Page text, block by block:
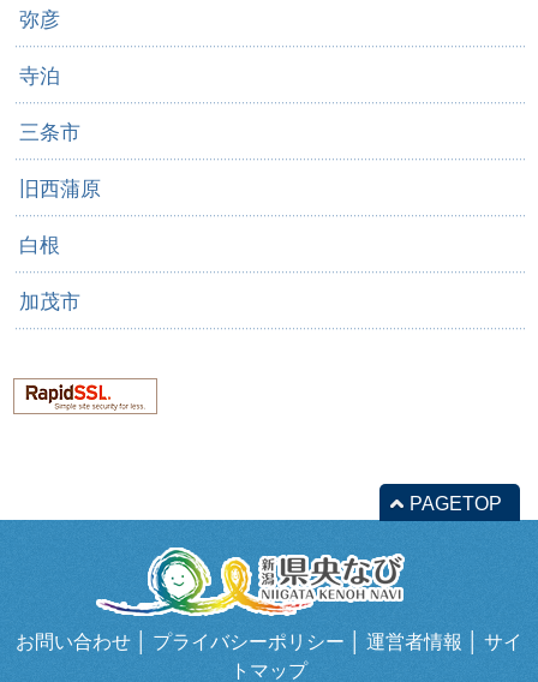
弥彦
寺泊
三条市
旧西蒲原
白根
加茂市
PAGETOP
お問い合わせ プライバシーポリシー 運営者情報
サイ
トマップ